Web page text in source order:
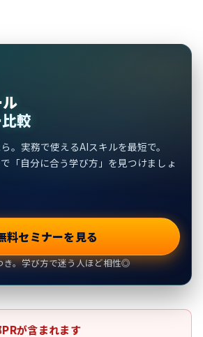
較
。実務で使えるAIスキルを最短で。
「自分に合う学び方」を見つけましょ
料セミナーを見る
。学び方で迷う人ほど相性◎
が含まれます